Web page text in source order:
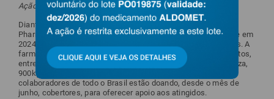
Ação faz parte da iniciativa global de apoio ao Mandela Day
Diante de tragédia que atingiu o Rio Grande do Sul, a Aspen
Pharma decidiu apoiar o Mandela Day de uma forma diferente em
2024, visando dar apoio a algumas das vítimas das enchentes. A
farmacêutica está doando mais de 10 toneladas de suprimentos,
entre 800 cestas de alimentos, 400 cestas de higiene e limpeza,
900kgs de rações para cães e gatos. Além disso, os
colaboradores de todo o Brasil estão doando, desde o mês de
junho, cobertores, para oferecer apoio aos atingidos.